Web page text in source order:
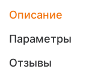
Описание
Параметры
Отзывы